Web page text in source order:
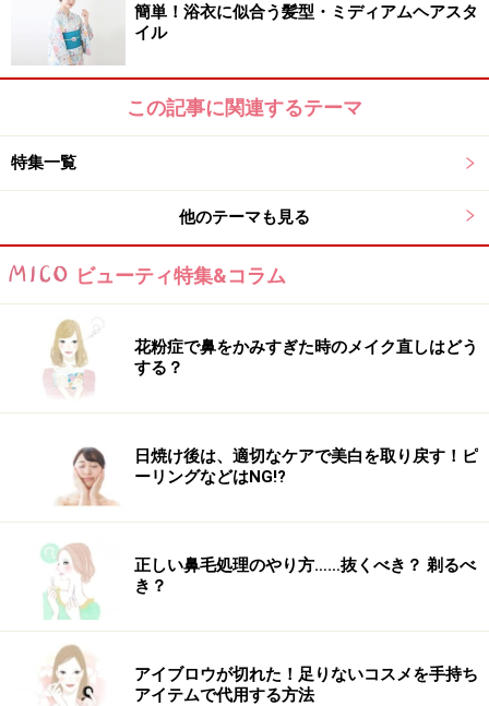
簡単！浴衣に似合う髪型・ミディアムヘアスタ
イル
この記事に関連するテーマ
特集一覧
他のテーマも見る
ビューティ特集&コラム
花粉症で鼻をかみすぎた時のメイク直しはどう
する？
日焼け後は、適切なケアで美白を取り戻す！ピ
ーリングなどはNG!?
正しい鼻毛処理のやり方……抜くべき？ 剃るべ
き？
アイブロウが切れた！足りないコスメを手持ち
アイテムで代用する方法